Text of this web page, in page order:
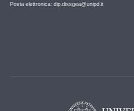
Posta elettronica: dip.dissgea@unipd.it